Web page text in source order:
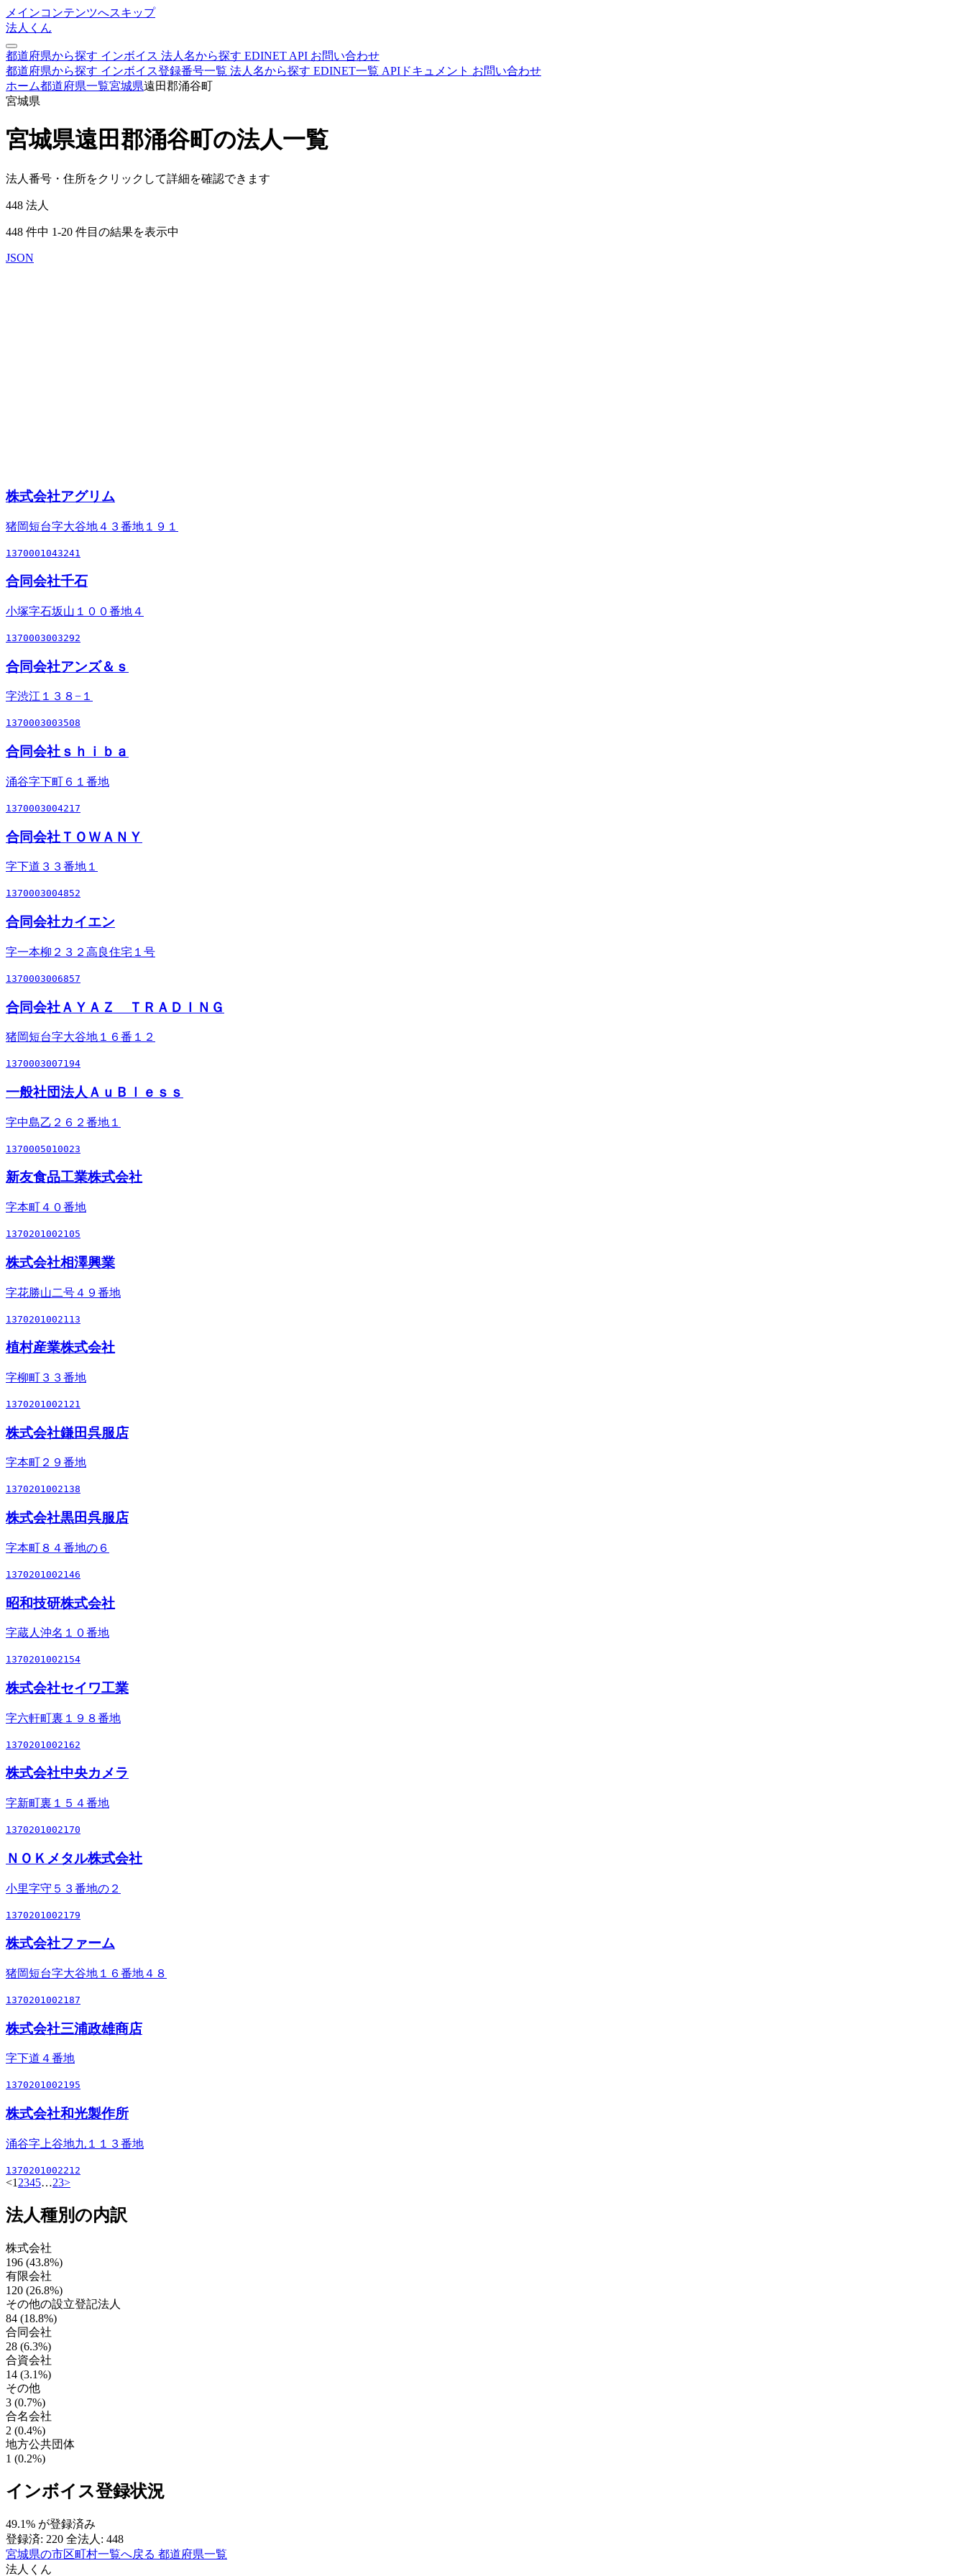
メインコンテンツへスキップ
法人くん
都道府県から探す インボイス 法人名から探す EDINET API お問い合わせ
都道府県から探す インボイス登録番号一覧 法人名から探す EDINET一覧 APIドキュメント お問い合わせ
ホーム都道府県一覧宮城県遠田郡涌谷町
宮城県
宮城県遠田郡涌谷町の法人一覧
法人番号・住所をクリックして詳細を確認できます
448 法人
448 件中 1-20 件目の結果を表示中
JSON
株式会社アグリム
猪岡短台字大谷地４３番地１９１
1370001043241
合同会社千石
小塚字石坂山１００番地４
1370003003292
合同会社アンズ＆ｓ
字渋江１３８−１
1370003003508
合同会社ｓｈｉｂａ
涌谷字下町６１番地
1370003004217
合同会社ＴＯＷＡＮＹ
字下道３３番地１
1370003004852
合同会社カイエン
字一本柳２３２高良住宅１号
1370003006857
合同会社ＡＹＡＺ ＴＲＡＤＩＮＧ
猪岡短台字大谷地１６番１２
1370003007194
一般社団法人ＡｕＢｌｅｓｓ
字中島乙２６２番地１
1370005010023
新友食品工業株式会社
字本町４０番地
1370201002105
株式会社相澤興業
字花勝山二号４９番地
1370201002113
植村産業株式会社
字柳町３３番地
1370201002121
株式会社鎌田呉服店
字本町２９番地
1370201002138
株式会社黒田呉服店
字本町８４番地の６
1370201002146
昭和技研株式会社
字蔵人沖名１０番地
1370201002154
株式会社セイワ工業
字六軒町裏１９８番地
1370201002162
株式会社中央カメラ
字新町裏１５４番地
1370201002170
ＮＯＫメタル株式会社
小里字守５３番地の２
1370201002179
株式会社ファーム
猪岡短台字大谷地１６番地４８
1370201002187
株式会社三浦政雄商店
字下道４番地
1370201002195
株式会社和光製作所
涌谷字上谷地九１１３番地
1370201002212
<1 2345…23>
法人種別の内訳
株式会社
196 (43.8%)
有限会社
120 (26.8%)
その他の設立登記法人
84 (18.8%)
合同会社
28 (6.3%)
合資会社
14 (3.1%)
その他
3 (0.7%)
合名会社
2 (0.4%)
地方公共団体
1 (0.2%)
インボイス登録状況
49.1% が登録済み
登録済: 220 全法人: 448
宮城県の市区町村一覧へ戻る 都道府県一覧
法人くん